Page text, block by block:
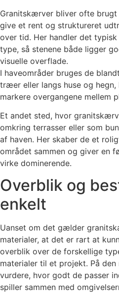
Granitskærver bliver ofte brugt
give et rent og struktureret
over tid. Her handler det
type, så stenene både ligger
visuelle overflade.
I haveområder bruges de
træer eller langs huse og
markere overgangene mellem
Et andet sted, hvor
omkring terrasser eller som
af haven. Her skaber de et
området sammen og giver en
virke dominerende.
Overblik og
enkelt
Uanset om det gælder
materialer, at det er rart at
overblik over de forskellige
materialer til et projekt. På
vurdere, hvor godt de passer
spiller sammen med